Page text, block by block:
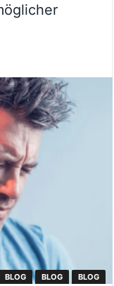
BLOG BLOG BLOG